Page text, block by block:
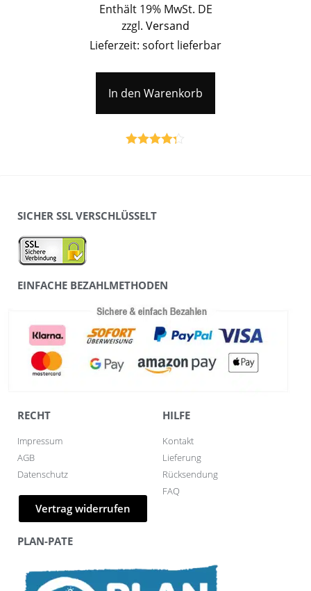
Enthält 19% MwSt. DE
zzgl. Versand
Lieferzeit: sofort lieferbar
In den Warenkorb
SICHER SSL VERSCHLÜSSELT
EINFACHE BEZAHLMETHODEN
RECHT
Impressum
AGB
Datenschutz
Vertrag widerrufen
HILFE
Kontakt
Lieferung
Rücksendung
FAQ
PLAN-PATE